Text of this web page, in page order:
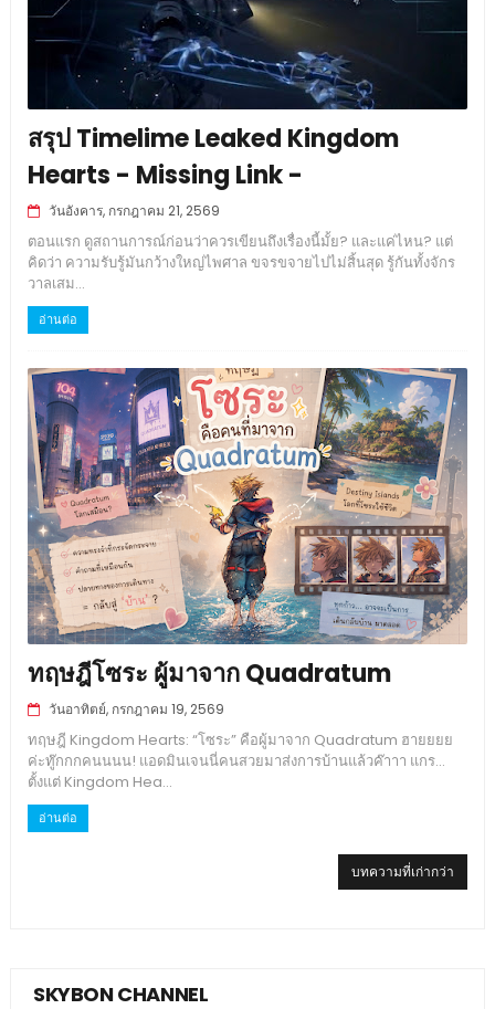
สรุป Timelime Leaked Kingdom
Hearts - Missing Link -
วันอังคาร, กรกฎาคม 21, 2569
ตอนแรก ดูสถานการณ์ก่อนว่าควรเขียนถึงเรื่องนี้มั้ย? และแค่ไหน? แต่
คิดว่า ความรับรู้มันกว้างใหญ่ไพศาล ขจรขจายไปไม่สิ้นสุด รู้กันทั้งจักร
วาลเสม...
อ่านต่อ
ทฤษฎีโซระ ผู้มาจาก Quadratum
วันอาทิตย์, กรกฎาคม 19, 2569
ทฤษฎี Kingdom Hearts: “โซระ” คือผู้มาจาก Quadratum ฮายยยย
ค่ะทู๊กกกคนนนน! แอดมินเจนนี่คนสวยมาส่งการบ้านแล้วค๊าาา แกร...
ตั้งแต่ Kingdom Hea...
อ่านต่อ
บทความที่เก่ากว่า
SKYBON CHANNEL